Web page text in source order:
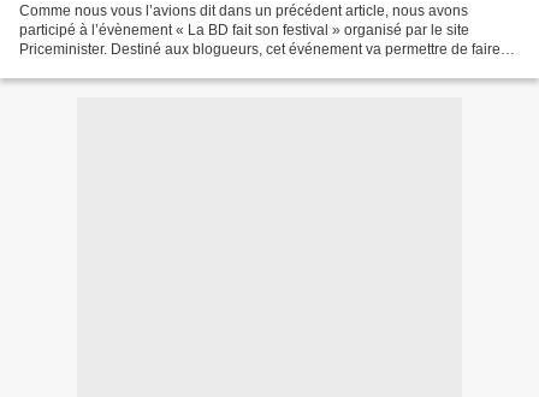
Comme nous vous l’avions dit dans un précédent article, nous avons
participé à l’évènement « La BD fait son festival » organisé par le site
Priceminister. Destiné aux blogueurs, cet événement va permettre de faire